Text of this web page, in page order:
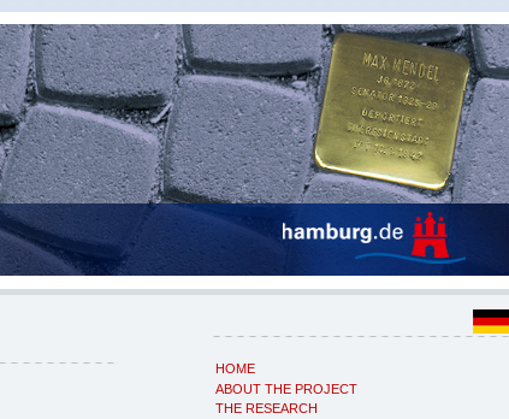
HOME
ABOUT THE PROJECT
THE RESEARCH